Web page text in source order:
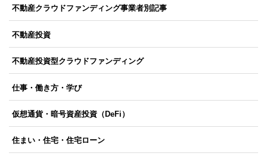
不動産クラウドファンディング事業者別記事
不動産投資
不動産投資型クラウドファンディング
仕事・働き方・学び
仮想通貨・暗号資産投資（DeFi）
住まい・住宅・住宅ローン